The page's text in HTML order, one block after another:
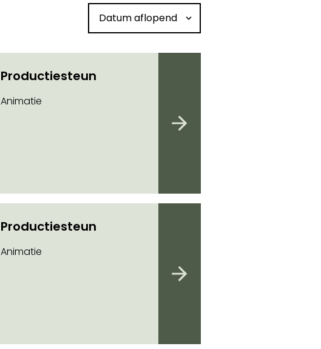
Sorteren op datum
Productiesteun
Animatie
Productiesteun
Animatie